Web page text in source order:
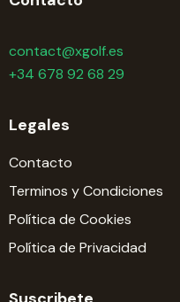
contact@xgolf.es
+34 678 92 68 29
Legales
Contacto
Terminos y Condiciones
Política de Cookies
Política de Privacidad